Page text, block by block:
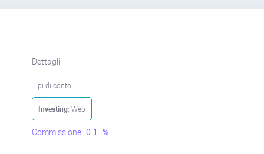
Dettagli
Tipi di conto
Investing: Web
Commissione 0.1 %